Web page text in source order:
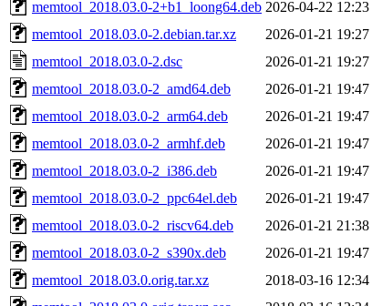
memtool_2018.03.0-2+b1_loong64.deb 2026-04-22 12:23
memtool_2018.03.0-2.debian.tar.xz
2026-01-21 19:27
memtool_2018.03.0-2.dsc
2026-01-21 19:27
memtool_2018.03.0-2_amd64.deb
2026-01-21 19:47
memtool_2018.03.0-2_arm64.deb
2026-01-21 19:47
memtool_2018.03.0-2_armhf.deb
2026-01-21 19:47
memtool_2018.03.0-2_i386.deb
2026-01-21 19:47
memtool_2018.03.0-2_ppc64el.deb
2026-01-21 19:47
memtool_2018.03.0-2_riscv64.deb
2026-01-21 21:38
memtool_2018.03.0-2_s390x.deb
2026-01-21 19:47
memtool_2018.03.0.orig.tar.xz
2018-03-16 12:34